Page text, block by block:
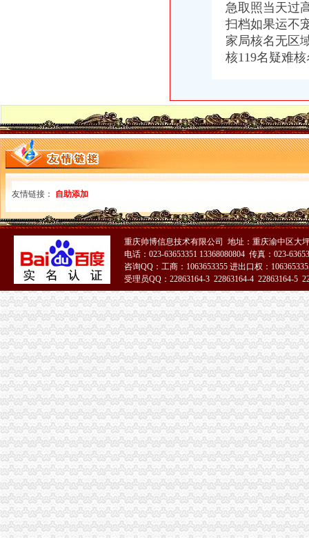
中国将造国家新名片推动高铁核电“走出去”_国际新闻_环球网
【西格公司核名国家局核名】价格_厂家_图片-Hc360慧聪网
公司起名核名如何办？_百度知道
国家工商总局核名,公司核名,总局核名,企业核名,国家工商总局
【国家工商总局公司核名/疑难核名/总局公司核名/总局加急核名】_网
公司核名总局核名企业核名国家工商总局公司核名北京其他服务今题
?无区域核名国家总局核名疑难核名被驳回名称处理-爱喇叭网
无行政区核名无行业表述核名中价格|无行政区核名无行业表述核名中型
加急工商局核名及北京国家局疑难核名-北京工商注册|北京酷易搜
代办企业疑难核名加急核名-北京工商注册|北京酷易搜
【注册公司核名】_重庆列表网
工商总局核名疑难名称核名登记-县市论坛-嘉兴19楼手机版
公司核名,总局核名,国家工商总局核名,国家工商总局疑难核名-
国家局核名（带中国）市局核名中字头疑难核名加急-北京58同城
国家工商总局疑难核名中字头核名无区域核名_2018新公司注册信息-
重庆网上核名|公司在线核名|公司在线查名|在线查询公司名|在线核名-
急取照当天过
扫档如果运不
家局核名无区
核119名疑难
友情链接： 自助添加
重庆帅博信息技术有限公司 地址：重庆渝中区大
电话：023-63653351 13368080804 传真：023-
咨询QQ：工商：1063653355 进出口权：
受理员QQ：22863164-3 22863164-4 22863164-5
51La